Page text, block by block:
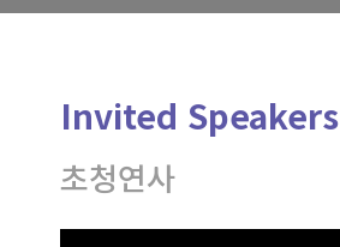
Invited Speakers
초청연사